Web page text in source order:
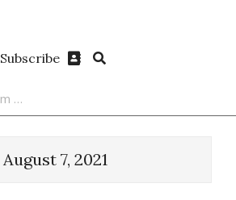
Subscribe
August 7, 2021